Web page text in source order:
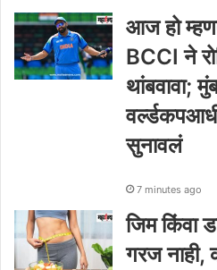
आज हो
BCCI ने
थांबवावा;
सुनावलं
7 minutes ago
जिम किंवा
गरज नाही,